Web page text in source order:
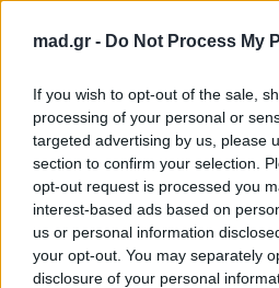
mad.gr - Do Not Process My
If you wish to opt-out of the sale,
processing of your personal or
targeted advertising by us, please
section to confirm your selection.
opt-out request is processed you
interest-based ads based on
us or personal information
your opt-out. You may separately
disclosure of your personal
κάνω όλα και να είμαι
συγκλονιστικό. Μου
Δηλαδή αν αρχίσω να
από τα ΜΑD είναι
τραγούδια. Κάποια ήταν
Τα τελευταία χρόνια
και διπλά».